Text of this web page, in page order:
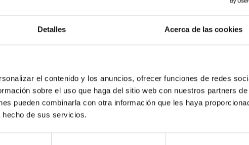
Detalles Acerca de las cookies
el contenido y los anuncios, ofrecer funciones de redes
sobre el uso que haga del sitio web con nuestros partners de
pueden combinarla con otra información que les haya
hecho de sus servicios.
PVC de 3mm
Fine Art PhotoRag Ultrasmooth, montadas sobre PVC de